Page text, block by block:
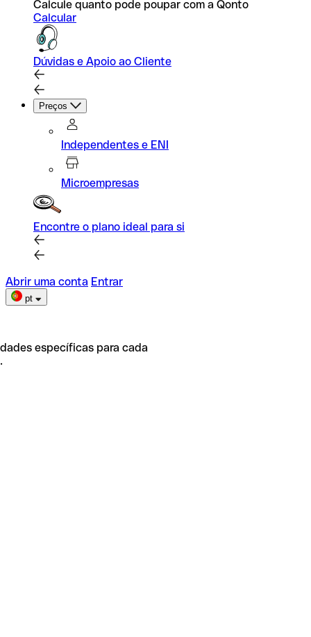
Calcule quanto pode poupar com a Qonto
Calcular
Dúvidas e Apoio ao Cliente
Preços
Independentes e ENI
Microempresas
Encontre o plano ideal para si
Abrir uma conta Entrar
pt
específicas para cada